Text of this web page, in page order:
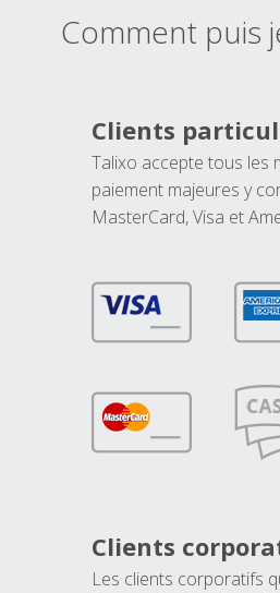
Comment puis
Clients
Talixo accepte tous les
paiement majeures y
MasterCard, Visa et
Clients
Les clients corporatifs